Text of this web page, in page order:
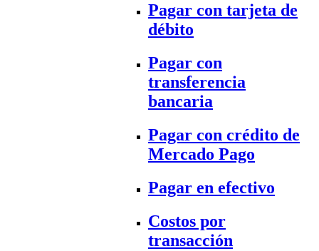
Pagar con tarjeta de
débito
Pagar con
transferencia
bancaria
Pagar con crédito de
Mercado Pago
Pagar en efectivo
Costos por
transacción